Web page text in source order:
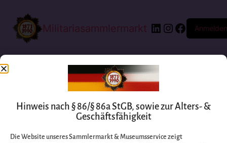
Militariasammlermarkt Anmelden
Hinweis nach § 86/§ 86a StGB, sowie zur Alters- &
Geschäftsfähigkeit
Die Website unseres Sammlermarkt & Museumsservice zeigt